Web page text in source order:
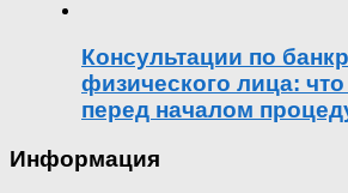
Консультации по
физического лица:
перед началом
Информация